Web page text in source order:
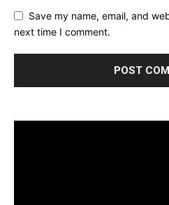
Save my name, email, and
next time I comment.